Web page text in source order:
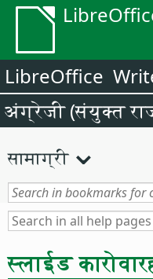
LibreOffice
अंग्रेजी (संयुक्त
सामाग्री
स्लाईड